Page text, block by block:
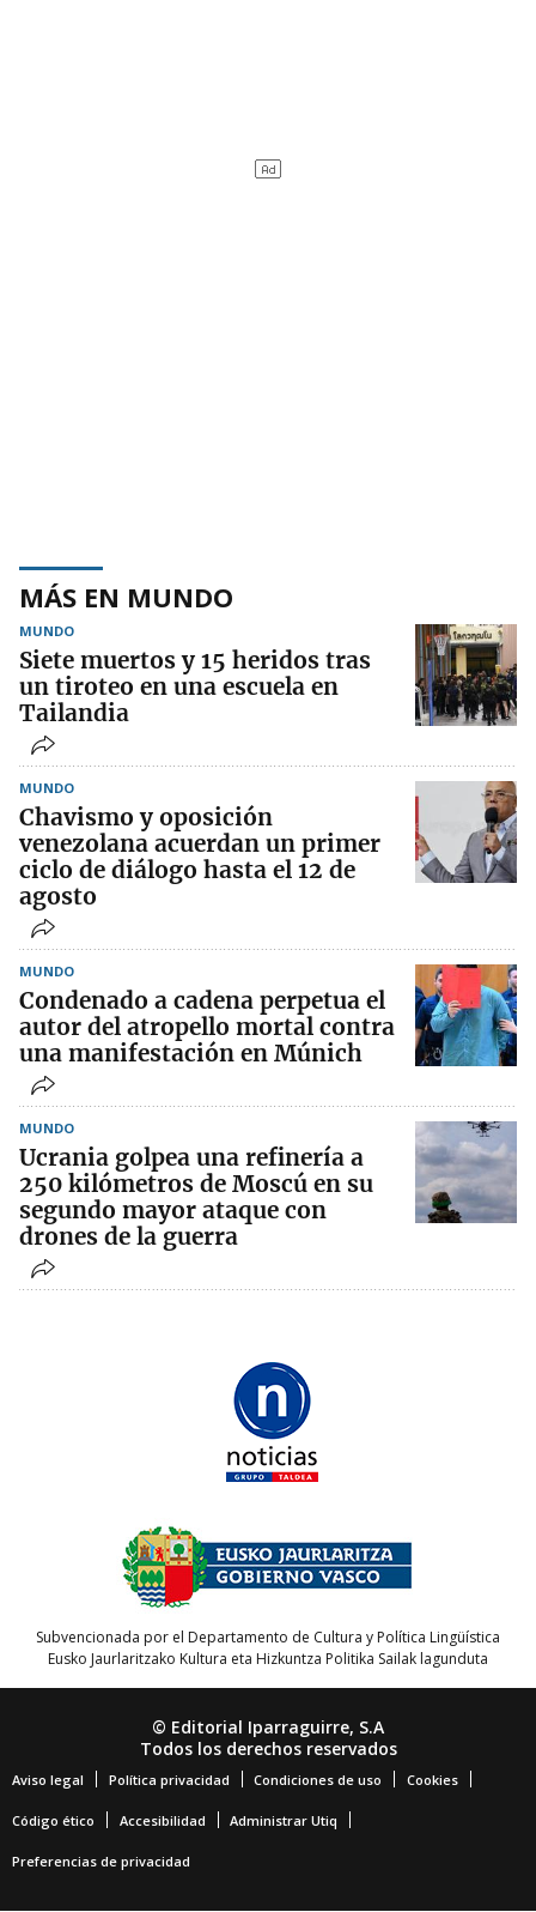
MÁS EN MUNDO
MUNDO
Siete muertos y 15 heridos tras
un tiroteo en una escuela en
Tailandia
MUNDO
Chavismo y oposición
venezolana acuerdan un primer
ciclo de diálogo hasta el 12 de
agosto
MUNDO
Condenado a cadena perpetua el
autor del atropello mortal contra
una manifestación en Múnich
MUNDO
Ucrania golpea una refinería a
250 kilómetros de Moscú en su
segundo mayor ataque con
drones de la guerra
Subvencionada por el Departamento de Cultura y Política Lingüística
Eusko Jaurlaritzako Kultura eta Hizkuntza Politika Sailak lagunduta
© Editorial Iparraguirre, S.A
Todos los derechos reservados
Aviso legal Política privacidad Condiciones de uso Cookies
Código ético Accesibilidad Administrar Utiq
Preferencias de privacidad